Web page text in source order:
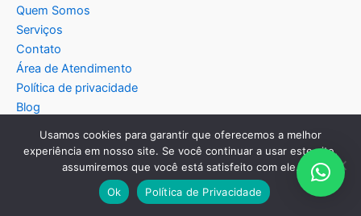
Quem Somos
Serviços
Contato
Área de Atendimento
Política de privacidade
Blog
Copyright © 2026 Americana Assistência Técnica
Eletrodomésticos | Criado por:MKT Produtos Digitais
Usamos cookies para garantir que oferecemos a melhor
experiência em nosso site. Se você continuar a usar este site,
assumiremos que você está satisfeito com ele.
Ok
Política de Privacidade